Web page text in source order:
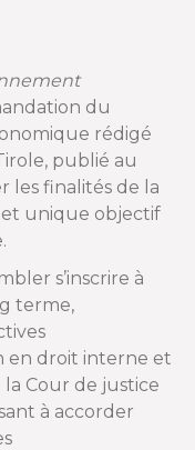
du
rédigé
publié au
les finalités de la
unique objectif
s’inscrire à
terme,
en droit interne et
Cour de justice
à accorder